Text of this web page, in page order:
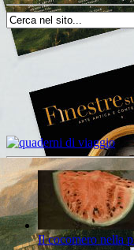
Il cocomero nella